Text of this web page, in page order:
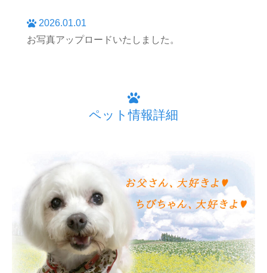
2026.01.01
お写真アップロードいたしました。
ペット情報詳細